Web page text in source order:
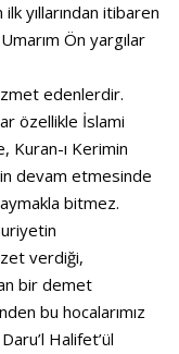
yıllarından itibaren
Ön yargılar
edenlerdir.
özellikle İslami
Kuran-ı Kerimin
devam etmesinde
bitmez.
verdiği,
bir demet
bu hocalarımız
Halifet’ül